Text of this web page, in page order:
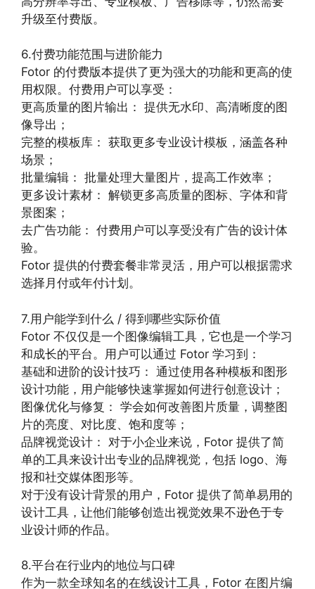
升级至付费版。
6.付费功能范围与进阶能力
Fotor 的付费版本提供了更为强大的功能和更高的使
用权限。付费用户可以享受：
更高质量的图片输出： 提供无水印、高清晰度的图
像导出；
完整的模板库： 获取更多专业设计模板，涵盖各种
场景；
批量编辑： 批量处理大量图片，提高工作效率；
更多设计素材： 解锁更多高质量的图标、字体和背
景图案；
去广告功能： 付费用户可以享受没有广告的设计体
验。
Fotor 提供的付费套餐非常灵活，用户可以根据需求
选择月付或年付计划。
7.用户能学到什么 / 得到哪些实际价值
Fotor 不仅仅是一个图像编辑工具，它也是一个学习
和成长的平台。用户可以通过 Fotor 学习到：
基础和进阶的设计技巧： 通过使用各种模板和图形
设计功能，用户能够快速掌握如何进行创意设计；
图像优化与修复： 学会如何改善图片质量，调整图
片的亮度、对比度、饱和度等；
品牌视觉设计： 对于小企业来说，Fotor 提供了简
单的工具来设计出专业的品牌视觉，包括 logo、海
报和社交媒体图形等。
对于没有设计背景的用户，Fotor 提供了简单易用的
设计工具，让他们能够创造出视觉效果不逊色于专
业设计师的作品。
8.平台在行业内的地位与口碑
作为一款全球知名的在线设计工具，Fotor 在图片编